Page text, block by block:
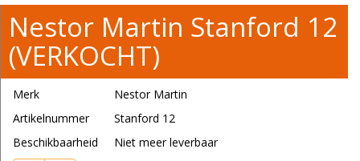
Nestor Martin Stanford 12
(VERKOCHT)
Merk
Nestor Martin
Artikelnummer
Stanford 12
Beschikbaarheid
Niet meer leverbaar